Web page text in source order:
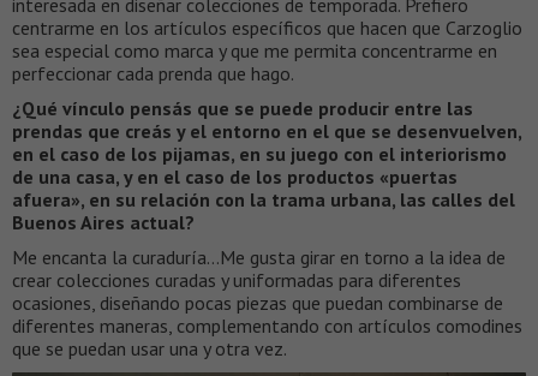
centrarme en los artículos específicos que hacen que Carzoglio
sea especial como marca y que me permita concentrarme en
perfeccionar cada prenda que hago.
¿Qué vínculo pensás que se puede producir entre las
prendas que creás y el entorno en el que se desenvuelven,
en el caso de los pijamas, en su juego con el interiorismo
de una casa, y en el caso de los productos «puertas
afuera», en su relación con la trama urbana, las calles del
Buenos Aires actual?
Me encanta la curaduría…Me gusta girar en torno a la idea de
crear colecciones curadas y uniformadas para diferentes
ocasiones, diseñando pocas piezas que puedan combinarse de
diferentes maneras, complementando con artículos comodines
que se puedan usar una y otra vez.